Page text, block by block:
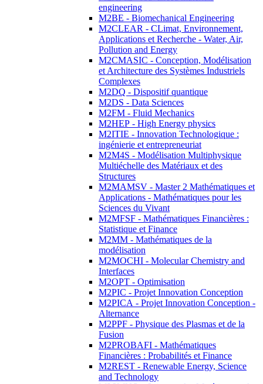
engineering
M2BE - Biomechanical Engineering
M2CLEAR - CLimat, Environnement,
Applications et Recherche - Water, Air,
Pollution and Energy
M2CMASIC - Conception, Modélisation
et Architecture des Systèmes Industriels
Complexes
M2DQ - Dispositif quantique
M2DS - Data Sciences
M2FM - Fluid Mechanics
M2HEP - High Energy physics
M2ITIE - Innovation Technologique :
ingénierie et entrepreneuriat
M2M4S - Modélisation Multiphysique
Multiéchelle des Matériaux et des
Structures
M2MAMSV - Master 2 Mathématiques et
Applications - Mathématiques pour les
Sciences du Vivant
M2MFSF - Mathématiques Financières :
Statistique et Finance
M2MM - Mathématiques de la
modélisation
M2MOCHI - Molecular Chemistry and
Interfaces
M2OPT - Optimisation
M2PIC - Projet Innovation Conception
M2PICA - Projet Innovation Conception -
Alternance
M2PPF - Physique des Plasmas et de la
Fusion
M2PROBAFI - Mathématiques
Financières : Probabilités et Finance
M2REST - Renewable Energy, Science
and Technology